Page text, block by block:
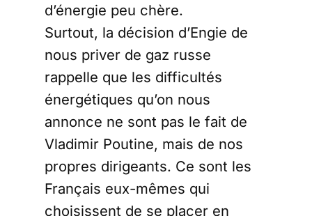
d’énergie peu chère.
Surtout, la décision d’Engie de
nous priver de gaz russe
rappelle que les difficultés
énergétiques qu’on nous
annonce ne sont pas le fait de
Vladimir Poutine, mais de nos
propres dirigeants. Ce sont les
Français eux-mêmes qui
choisissent de se placer en